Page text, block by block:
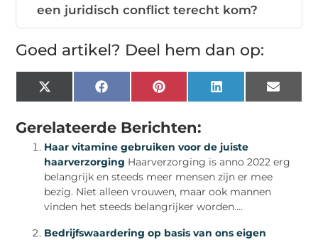
een juridisch conflict terecht kom?
Goed artikel? Deel hem dan op:
X
(Twitter)
FacebookPinterestLinkedInEmail
Gerelateerde Berichten:
Haar vitamine gebruiken voor de juiste
haarverzorging Haarverzorging is anno 2022 erg
belangrijk en steeds meer mensen zijn er mee
bezig. Niet alleen vrouwen, maar ook mannen
vinden het steeds belangrijker worden....
Bedrijfswaardering op basis van ons eigen